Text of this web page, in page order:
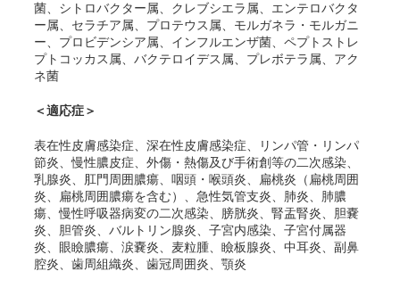
菌、シトロバクター属、クレブシエラ属、エンテロバクタ
ー属、セラチア属、プロテウス属、モルガネラ・モルガニ
ー、プロビデンシア属、インフルエンザ菌、ペプトストレ
プトコッカス属、バクテロイデス属、プレボテラ属、アク
ネ菌
＜適応症＞
表在性皮膚感染症、深在性皮膚感染症、リンパ管・リンパ
節炎、慢性膿皮症、外傷・熱傷及び手術創等の二次感染、
乳腺炎、肛門周囲膿瘍、咽頭・喉頭炎、扁桃炎（扁桃周囲
炎、扁桃周囲膿瘍を含む）、急性気管支炎、肺炎、肺膿
瘍、慢性呼吸器病変の二次感染、膀胱炎、腎盂腎炎、胆嚢
炎、胆管炎、バルトリン腺炎、子宮内感染、子宮付属器
炎、眼瞼膿瘍、涙嚢炎、麦粒腫、瞼板腺炎、中耳炎、副鼻
腔炎、歯周組織炎、歯冠周囲炎、顎炎